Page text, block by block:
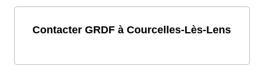
Contacter GRDF à Courcelles-Lès-Lens